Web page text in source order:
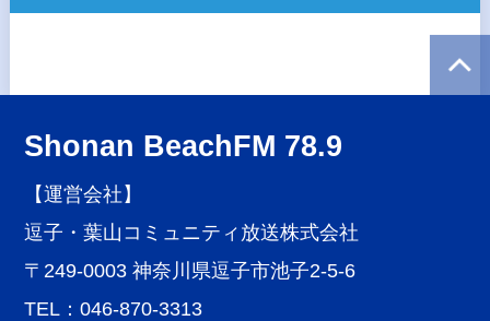
Shonan BeachFM 78.9
【運営会社】
逗子・葉山コミュニティ放送株式会社
〒249-0003 神奈川県逗子市池子2-5-6
TEL：046-870-3313